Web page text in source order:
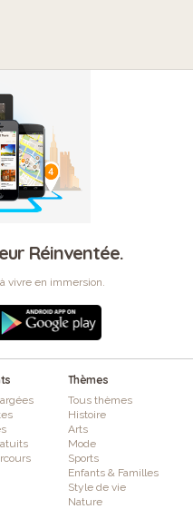
Réinventée.
vivre en immersion.
Thèmes
Tous thèmes
Histoire
Arts
Mode
Sports
Enfants & Familles
Style de vie
Nature